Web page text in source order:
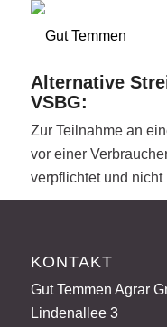
Alternative
VSBG:
Zur Teilnahme an
vor einer
verpflichtet und nicht
KONTAKT
Gut Temmen Agrar
Lindenallee 3